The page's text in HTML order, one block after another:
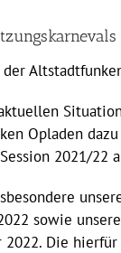
Opladen
2021/22
sowie
2022. Die